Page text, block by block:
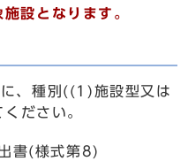
設となります。
、種別((1)施設型又は
ださい。
出書(様式第8)